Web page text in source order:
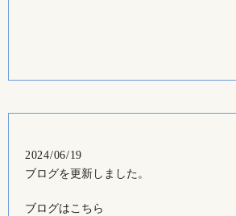
2024/06/19
ブログを更新しました。
ブログはこちら